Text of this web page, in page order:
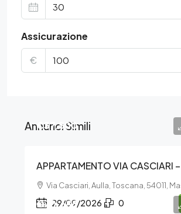
Assicurazione
€
Annunci Simili
€37.500
APPARTAMENTO VIA CASCIARI
Via Casciari, Aulla, Toscana, 54011,
29/09/2026 0
€70.688